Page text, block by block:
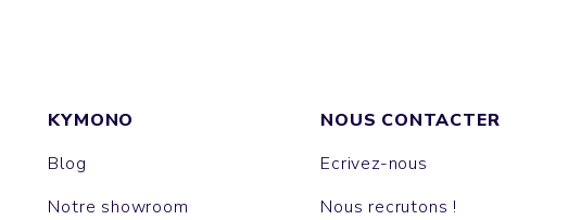
KYMONO
Blog
Notre showroom
NOUS CONTACTER
Ecrivez-nous
Nous recrutons !